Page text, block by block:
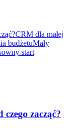
CRM dla małej
budżetuMały
start
zacząć?